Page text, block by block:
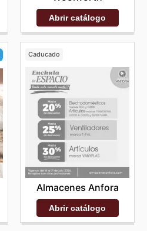
Abrir catálogo
Caducado
Almacenes Anfora
Abrir catálogo